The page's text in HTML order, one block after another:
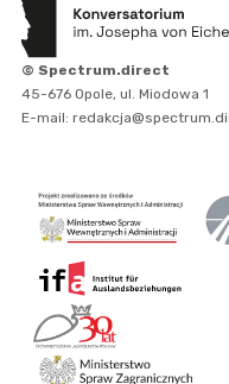
© Spectrum.direct
45-676 Opole, ul. Miodowa 1
E-mail: